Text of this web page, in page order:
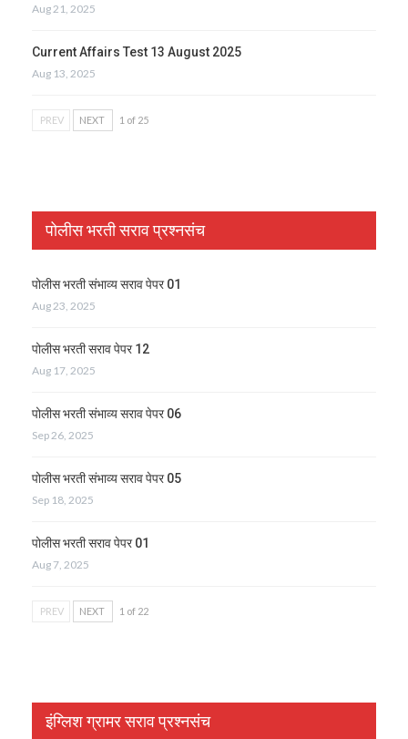
Aug 21, 2025
Current Affairs Test 13 August 2025
Aug 13, 2025
PREV NEXT 1 of 25
पोलीस भरती सराव प्रश्नसंच
पोलीस भरती संभाव्य सराव पेपर 01
Aug 23, 2025
पोलीस भरती सराव पेपर 12
Aug 17, 2025
पोलीस भरती संभाव्य सराव पेपर 06
Sep 26, 2025
पोलीस भरती संभाव्य सराव पेपर 05
Sep 18, 2025
पोलीस भरती सराव पेपर 01
Aug 7, 2025
PREV NEXT 1 of 22
इंग्लिश ग्रामर सराव प्रश्नसंच